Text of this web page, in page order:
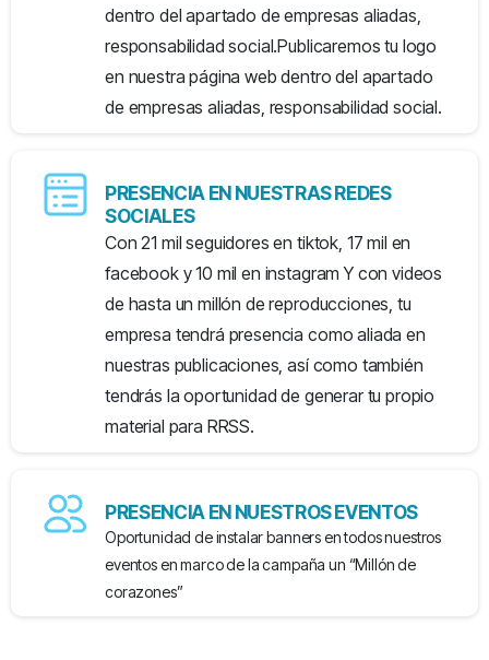
dentro del apartado de empresas aliadas,
responsabilidad social.Publicaremos tu logo
en nuestra página web dentro del apartado
de empresas aliadas, responsabilidad social.
PRESENCIA EN NUESTRAS REDES
SOCIALES
Con 21 mil seguidores en tiktok, 17 mil en
facebook y 10 mil en instagram Y con videos
de hasta un millón de reproducciones, tu
empresa tendrá presencia como aliada en
nuestras publicaciones, así como también
tendrás la oportunidad de generar tu propio
material para RRSS.
PRESENCIA EN NUESTROS EVENTOS
Oportunidad de instalar banners en todos nuestros
eventos en marco de la campaña un “Millón de
corazones”